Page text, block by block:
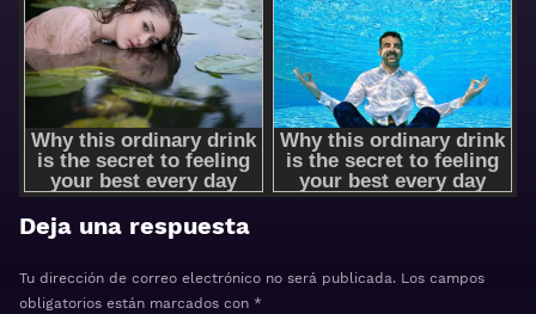
Deja una respuesta
Tu dirección de correo electrónico no será publicada. Los campos
obligatorios están marcados con *